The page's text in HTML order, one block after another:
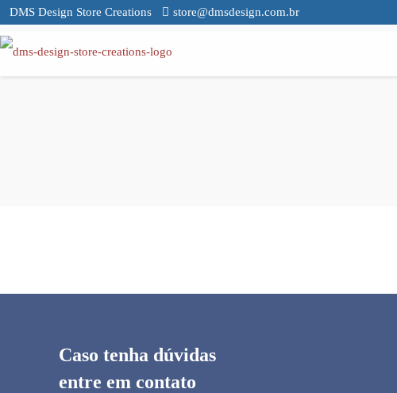
DMS Design Store Creations store@dmsdesign.com.br
Caso tenha dúvidas
entre em contato